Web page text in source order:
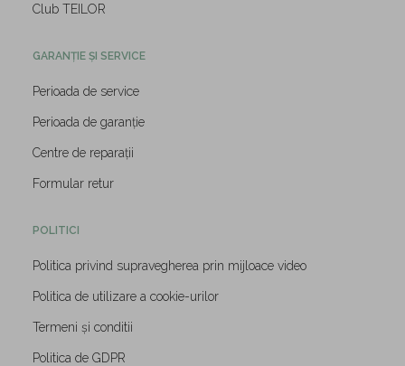
Club TEILOR
GARANȚIE ȘI SERVICE
Perioada de service
Perioada de garanție
Centre de reparații
Formular retur
POLITICI
Politica privind supravegherea prin mijloace video
Politica de utilizare a cookie-urilor
Termeni și conditii
Politica de GDPR